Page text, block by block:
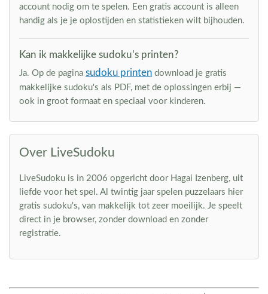
account nodig om te spelen. Een gratis account is alleen
handig als je je oplostijden en statistieken wilt bijhouden.
Kan ik makkelijke sudoku's printen?
Ja. Op de pagina sudoku printen download je gratis
makkelijke sudoku's als PDF, met de oplossingen erbij —
ook in groot formaat en speciaal voor kinderen.
Over LiveSudoku
LiveSudoku is in 2006 opgericht door Hagai Izenberg, uit
liefde voor het spel. Al twintig jaar spelen puzzelaars hier
gratis sudoku's, van makkelijk tot zeer moeilijk. Je speelt
direct in je browser, zonder download en zonder
registratie.